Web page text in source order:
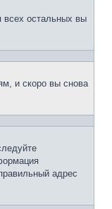
всех остальных вы
и скоро вы снова
адрес